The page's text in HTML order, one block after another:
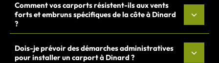
Comment vos carports résistent-ils aux vents
forts et embruns spécifiques de la côte à Dinard
?
Dois-je prévoir des démarches administratives
pour installer un carport à Dinard ?